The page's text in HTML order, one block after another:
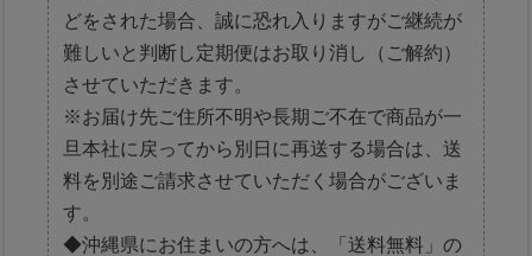
どをされた場合、誠に恐れ入りますがご継続が
難しいと判断し定期便はお取り消し（ご解約）
させていただきます。
※お届け先ご住所不明や長期ご不在で商品が一
旦本社に戻ってから別日に再送する場合は、送
料を別途ご請求させていただく場合がございま
す。
◆沖縄県にお住まいの方へは、「送料無料」の